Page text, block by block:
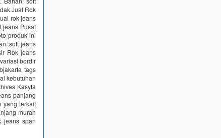
Jual Rok
rok jeans
jeans Pusat
produk ini
jeans
Rok jeans
bordir
tags
kebutuhan
Kasyfa
panjang
yang terkait
murah
jeans span